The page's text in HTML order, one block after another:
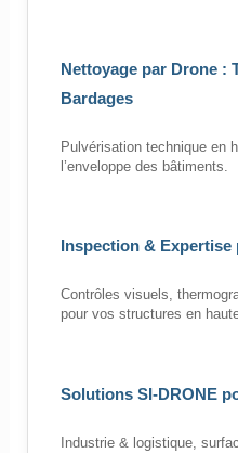
Nettoyage par Drone :
Bardages
Pulvérisation technique en
l’enveloppe des bâtiments.
Inspection & Expertise
Contrôles visuels,
pour vos structures en
Solutions SI-DRONE
Industrie & logistique,